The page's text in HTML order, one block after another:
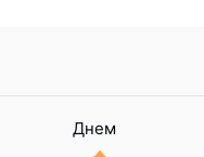
Днем